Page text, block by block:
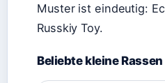
Muster ist eindeutig:
Russkiy Toy.
Beliebte kleine